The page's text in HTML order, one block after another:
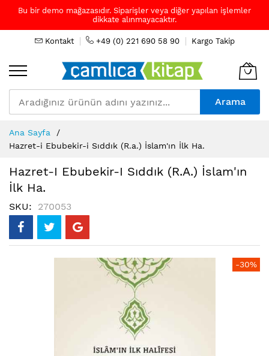
Bu bir demo mağazasıdır. Siparişler veya diğer yapılan işlemler
dikkate alınmayacaktır.
Kontakt +49 (0) 221 690 58 90 Kargo Takip
Arama
to
Content
Ana Sayfa
Hazret-i Ebubekir-i Sıddık (R.a.) İslam'ın İlk Ha.
Hazret-I Ebubekir-I Sıddık (R.a.) İslam'ın
İlk Ha.
SKU 270053
-30%